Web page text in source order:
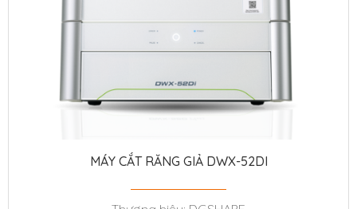
MÁY CẮT RĂNG GIẢ DWX-52DI